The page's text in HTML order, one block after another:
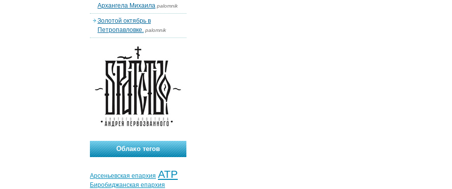
Архангела Михаила palomnik
Золотой октябрь в
Петропавловке. palomnik
Облако тегов
Арсеньевская епархия АТР
Биробиджанская епархия